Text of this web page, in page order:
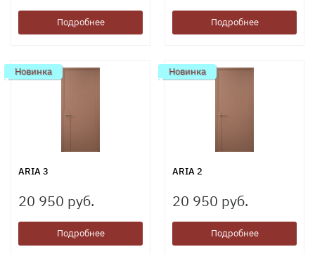
Подробнее Подробнее
Новинка
ARIA 3
20 950 руб.
Подробнее
Новинка
ARIA 2
20 950 руб.
Подробнее